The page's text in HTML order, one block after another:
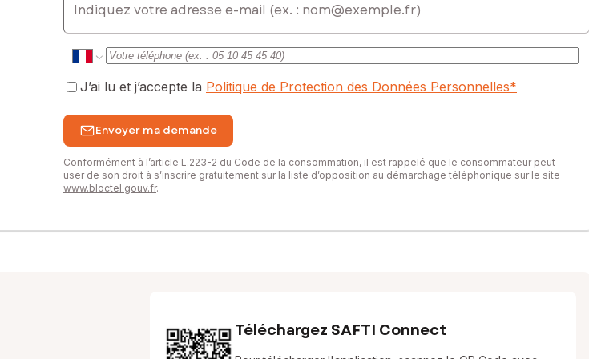
J’ai lu et j’accepte la Politique de Protection des Données Personnelles*
Envoyer ma demande
Conformément à l’article L.223-2 du Code de la consommation, il est rappelé que le consommateur peut
user de son droit à s’inscrire gratuitement sur la liste d’opposition au démarchage téléphonique sur le site
www.bloctel.gouv.fr.
Téléchargez SAFTI Connect